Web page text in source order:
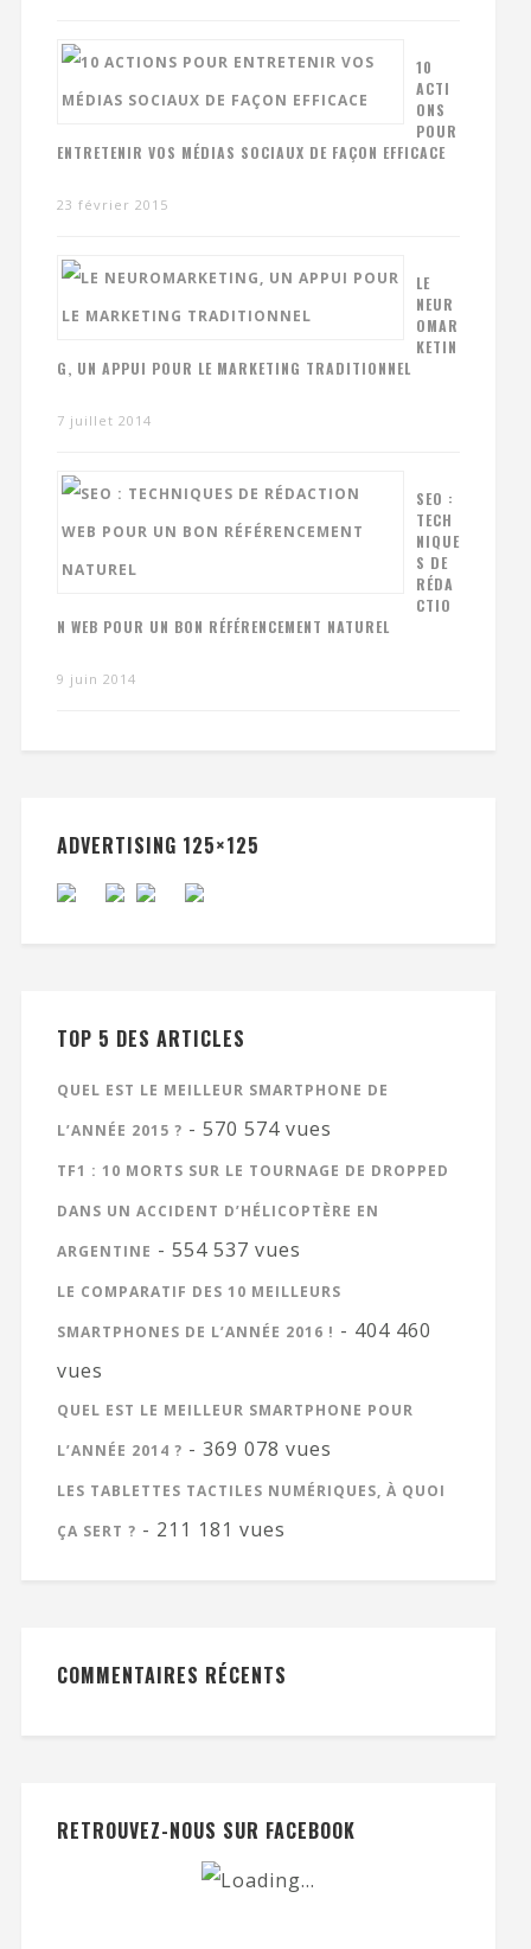
10
ACTI
ONS
POUR
ENTRETENIR VOS MÉDIAS SOCIAUX DE FAÇON EFFICACE
23 février 2015
LE
NEUR
OMAR
KETIN
G, UN APPUI POUR LE MARKETING TRADITIONNEL
7 juillet 2014
SEO :
TECH
NIQUE
S DE
RÉDA
CTIO
N WEB POUR UN BON RÉFÉRENCEMENT NATUREL
9 juin 2014
ADVERTISING 125×125
TOP 5 DES ARTICLES
QUEL EST LE MEILLEUR SMARTPHONE DE
L’ANNÉE 2015 ? - 570 574 vues
TF1 : 10 MORTS SUR LE TOURNAGE DE DROPPED
DANS UN ACCIDENT D’HÉLICOPTÈRE EN
ARGENTINE - 554 537 vues
LE COMPARATIF DES 10 MEILLEURS
SMARTPHONES DE L’ANNÉE 2016 ! - 404 460
vues
QUEL EST LE MEILLEUR SMARTPHONE POUR
L’ANNÉE 2014 ? - 369 078 vues
LES TABLETTES TACTILES NUMÉRIQUES, À QUOI
ÇA SERT ? - 211 181 vues
COMMENTAIRES RÉCENTS
RETROUVEZ-NOUS SUR FACEBOOK